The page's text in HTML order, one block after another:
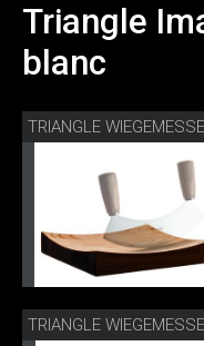
Triangle
blanc